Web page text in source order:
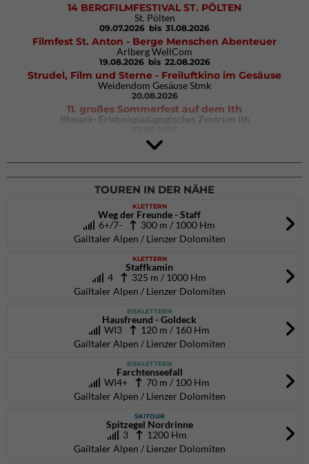
14 BERGFILMFESTIVAL ST. PÖLTEN
St. Pölten
09.07.2026 bis 31.08.2026
Filmfest St. Anton - Berge Menschen Abenteuer
Arlberg WellCom
19.08.2026 bis 22.08.2026
Strudel, Film und Sterne - Freiluftkino im Gesäuse
Weidendom Gesäuse Stmk
20.08.2026
11. großes Sommerfest auf dem Ith
Ithwerk- Erlebnispädagogisches Zentrum Ith
Rock Master Arco
Arco (IT)
02.10.2026bis 04.10.2026
TOUREN IN DER NÄHE
KLETTERN
Weg der Freunde - Staff
6+/7-
300 m / 1000 Hm
Gailtaler Alpen / Lienzer Dolomiten
KLETTERN
Staffkamin
4
325 m / 1000 Hm
Gailtaler Alpen / Lienzer Dolomiten
EISKLETTERN
Hausfreund - Goldeck
WI3
120 m / 160 Hm
Gailtaler Alpen / Lienzer Dolomiten
EISKLETTERN
Farchtenseefall
WI4+
70 m / 100 Hm
Gailtaler Alpen / Lienzer Dolomiten
SKITOUR
Spitzegel Nordrinne
3
1200 Hm
Gailtaler Alpen / Lienzer Dolomiten